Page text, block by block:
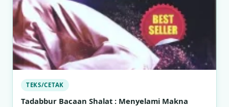
TEKS/CETAK
Tadabbur Bacaan Shalat : Menyelami Makna